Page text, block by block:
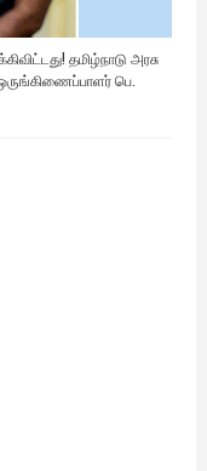
தமிழ்நாடு அரசு
ஒருங்கிணைப்பாளர் பெ.